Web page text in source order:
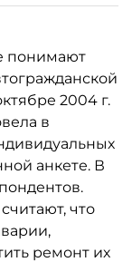
понимают
2004 г.
в
анкете. В
что
ремонт их